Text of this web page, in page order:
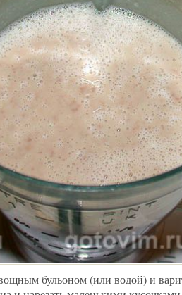
бульоном (или водой) и